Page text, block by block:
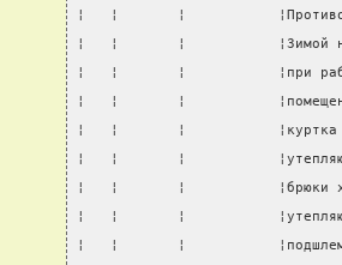
¦   ¦       ¦
¦   ¦       ¦           ¦Зимой
¦   ¦       ¦           ¦при
¦   ¦       ¦
¦   ¦       ¦           ¦куртка
¦   ¦       ¦
¦   ¦       ¦           ¦брюки
¦   ¦       ¦
¦   ¦       ¦